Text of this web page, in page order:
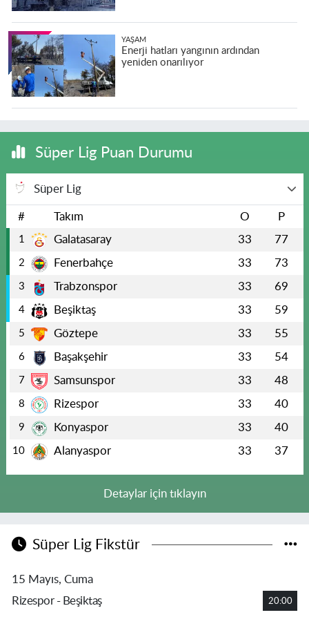
YAŞAM
Enerji hatları yangının ardından
yeniden onarılıyor
Süper Lig Puan Durumu
Süper Lig
# Takım O P
1 Galatasaray 33 77
2 Fenerbahçe 33 73
3 Trabzonspor 33 69
4 Beşiktaş 33 59
5 Göztepe 33 55
6 Başakşehir 33 54
7 Samsunspor 33 48
8 Rizespor 33 40
9 Konyaspor 33 40
10 Alanyaspor 33 37
Detaylar için tıklayın
Süper Lig Fikstür
15 Mayıs, Cuma
Rizespor - Beşiktaş
20:00